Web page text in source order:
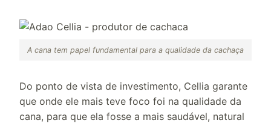
A cana tem papel fundamental para a qualidade da cachaça
Do ponto de vista de investimento, Cellia garante
que onde ele mais teve foco foi na qualidade da
cana, para que ela fosse a mais saudável, natural